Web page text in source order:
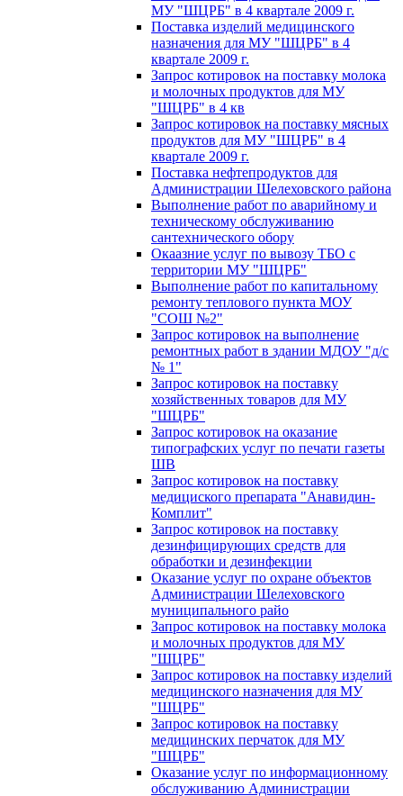
МУ "ШЦРБ" в 4 квартале 2009 г.
Поставка изделий медицинского
назначения для МУ "ШЦРБ" в 4
квартале 2009 г.
Запрос котировок на поставку молока
и молочных продуктов для МУ
"ШЦРБ" в 4 кв
Запрос котировок на поставку мясных
продуктов для МУ "ШЦРБ" в 4
квартале 2009 г.
Поставка нефтепродуктов для
Администрации Шелеховского района
Выполнение работ по аварийному и
техническому обслуживанию
сантехнического обору
Окаазние услуг по вывозу ТБО с
территории МУ "ШЦРБ"
Выполнение работ по капитальному
ремонту теплового пункта МОУ
"СОШ №2"
Запрос котировок на выполнение
ремонтных работ в здании МДОУ "д/с
№ 1"
Запрос котировок на поставку
хозяйственных товаров для МУ
"ШЦРБ"
Запрос котировок на оказание
типографских услуг по печати газеты
ШВ
Запрос котировок на поставку
медициского препарата "Анавидин-
Комплит"
Запрос котировок на поставку
дезинфицирующих средств для
обработки и дезинфекции
Оказание услуг по охране объектов
Администрации Шелеховского
муниципального райо
Запрос котировок на поставку молока
и молочных продуктов для МУ
"ШЦРБ"
Запрос котировок на поставку изделий
медицинского назначения для МУ
"ШЦРБ"
Запрос котировок на поставку
медицинских перчаток для МУ
"ШЦРБ"
Оказание услуг по информационному
обслуживанию Администрации